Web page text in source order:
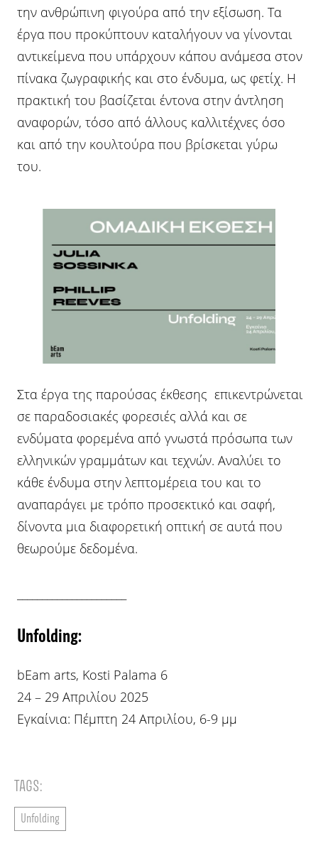
TAGS:
Unfolding
την ανθρώπινη φιγούρα από την εξίσωση. Τα
έργα που προκύπτουν καταλήγουν να γίνονται
αντικείμενα που υπάρχουν κάπου ανάμεσα στον
πίνακα ζωγραφικής και στο ένδυμα, ως φετίχ. Η
πρακτική του βασίζεται έντονα στην άντληση
αναφορών, τόσο από άλλους καλλιτέχνες όσο
και από την κουλτούρα που βρίσκεται γύρω
του.
Στα έργα της παρούσας έκθεσης επικεντρώνεται
σε παραδοσιακές φορεσιές αλλά και σε
ενδύματα φορεμένα από γνωστά πρόσωπα των
ελληνικών γραμμάτων και τεχνών. Αναλύει το
κάθε ένδυμα στην λεπτομέρεια του και το
αναπαράγει με τρόπο προσεκτικό και σαφή,
δίνοντα μια διαφορετική οπτική σε αυτά που
θεωρούμε δεδομένα.
Unfolding:
bEam arts, Kosti Palama 6
24 – 29 Απριλίου 2025
Εγκαίνια: Πέμπτη 24 Απριλίου, 6-9 μμ